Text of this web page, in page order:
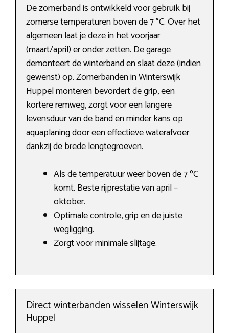
De zomerband is ontwikkeld voor gebruik bij
zomerse temperaturen boven de 7 °C. Over het
algemeen laat je deze in het voorjaar
(maart/april) er onder zetten. De garage
demonteert de winterband en slaat deze (indien
gewenst) op. Zomerbanden in Winterswijk
Huppel monteren bevordert de grip, een
kortere remweg, zorgt voor een langere
levensduur van de band en minder kans op
aquaplaning door een effectieve waterafvoer
dankzij de brede lengtegroeven.
Als de temperatuur weer boven de 7 ºC
komt. Beste rijprestatie van april –
oktober.
Optimale controle, grip en de juiste
wegligging.
Zorgt voor minimale slijtage.
Direct winterbanden wisselen Winterswijk
Huppel